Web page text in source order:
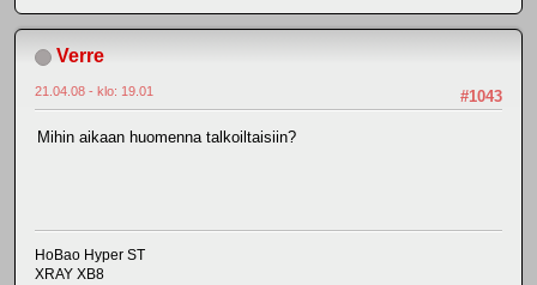
Verre
#1043
21.04.08 - klo: 19.01
Mihin aikaan huomenna talkoiltaisiin?
HoBao Hyper ST
XRAY XB8